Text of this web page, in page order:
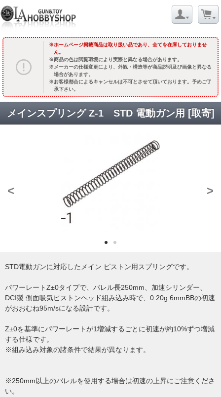
ホームページ掲載商品は取り扱い品であり、全てを在庫しておりませ
ん。
商品の色は閲覧環境により実際と異なる場合があります。
メーカーの仕様変更により、外観・構造等が商品説明及び画像と異なる
場合があります。
お客様都合によるキャンセルは不可とさせて頂いております。予めご了
承下さい。
メインスプリング Z-1 STD 電動ガン用 [取寄]
< >
STD電動ガンに対応したメイン ピストン用スプリングです。
パワーレートZ±0タイプで、バレル長250mm、加速シリンダー、
DCI製 側面吸気ピストンヘッド組み込み時で、0.20g 6mmBBの初速
がおおむね95m/sになる設計です。
Z±0を基準にパワーレートが1増減するごとに初速が約10%ずつ増減
する仕様です。
※組み込み対象の諸条件で結果が異なります。
※250mm以上のバレルを使用する場合は初速の上昇にご注意くださ
い。